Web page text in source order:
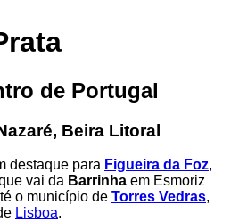
de Portugal
Beira Litoral
destaque para Figueira da Foz,
vai da Barrinha em Esmoriz
o município de Torres Vedras,
Lisboa.